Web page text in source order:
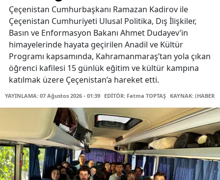
Çeçenistan Cumhurbaşkanı Ramazan Kadirov ile
Çeçenistan Cumhuriyeti Ulusal Politika, Dış İlişkiler,
Basın ve Enformasyon Bakanı Ahmet Dudayev’in
himayelerinde hayata geçirilen Anadil ve Kültür
Programı kapsamında, Kahramanmaraş’tan yola çıkan
öğrenci kafilesi 15 günlük eğitim ve kültür kampına
katılmak üzere Çeçenistan’a hareket etti.
YAYINLAMA: 07 Ağustos 2026 - 01:39 EDİTÖR: Fatma TOPTAŞ KAYNAK: (HABER